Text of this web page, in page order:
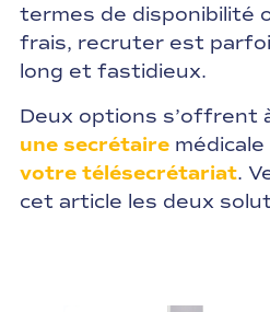
termes de disponibilité
frais, recruter est
long et fastidieux.
Deux options s’offrent
une secrétairemédicale
votre télésecrétariat.
cet article les deux